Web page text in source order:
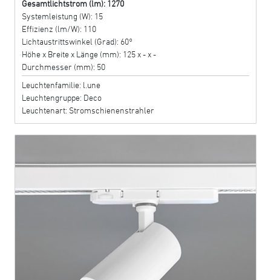
Gesamtlichtstrom (lm): 1270
Systemleistung (W): 15
Effizienz (lm/W): 110
Lichtaustrittswinkel (Grad): 60°
Höhe x Breite x Länge (mm): 125 x - x -
Durchmesser (mm): 50
Leuchtenfamilie: l.une
Leuchtengruppe: Deco
Leuchtenart: Stromschienenstrahler